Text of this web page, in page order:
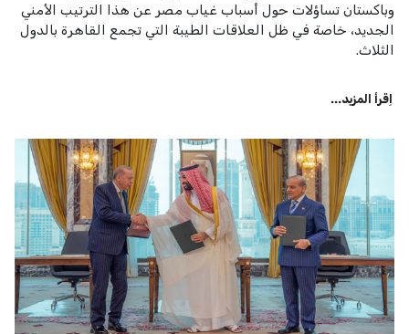
وباكستان تساؤلات حول أسباب غياب مصر عن هذا الترتيب الأمني
الجديد، خاصة في ظل العلاقات الطيبة التي تجمع القاهرة بالدول
الثلاث.
اِقرأ المزيد...